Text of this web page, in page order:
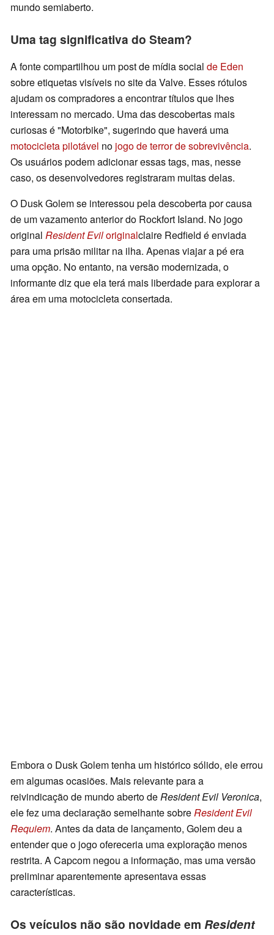
mundo semiaberto.
Uma tag significativa do Steam?
A fonte compartilhou um post de mídia social de Eden
sobre etiquetas visíveis no site da Valve. Esses rótulos
ajudam os compradores a encontrar títulos que lhes
interessam no mercado. Uma das descobertas mais
curiosas é "Motorbike", sugerindo que haverá uma
motocicleta pilotável no jogo de terror de sobrevivência.
Os usuários podem adicionar essas tags, mas, nesse
caso, os desenvolvedores registraram muitas delas.
O Dusk Golem se interessou pela descoberta por causa
de um vazamento anterior do Rockfort Island. No jogo
original Resident Eviloriginalclaire Redfield é enviada
para uma prisão militar na ilha. Apenas viajar a pé era
uma opção. No entanto, na versão modernizada, o
informante diz que ela terá mais liberdade para explorar a
área em uma motocicleta consertada.
Embora o Dusk Golem tenha um histórico sólido, ele errou
em algumas ocasiões. Mais relevante para a
reivindicação de mundo aberto deResident Evil Veronica,
ele fez uma declaração semelhante sobreResident Evil
Requiem. Antes da data de lançamento, Golem deu a
entender que o jogo ofereceria uma exploração menos
restrita. A Capcom negou a informação, mas uma versão
preliminar aparentemente apresentava essas
características.
Os veículos não são novidade em Resident